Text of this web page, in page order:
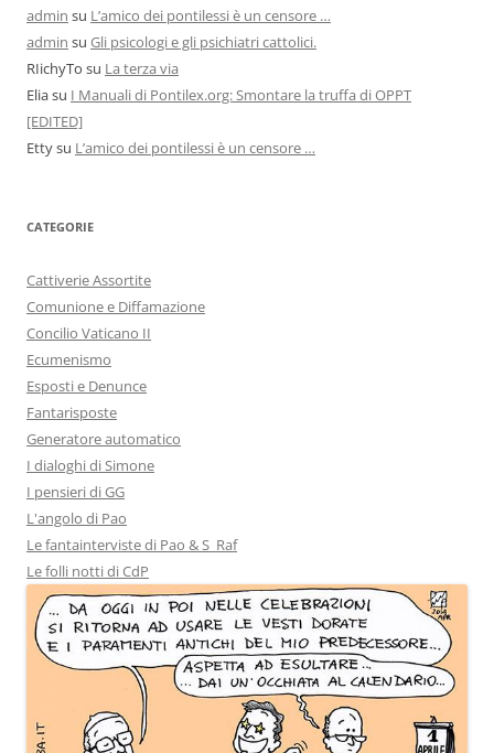
admin su L’amico dei pontilessi è un censore …
admin su Gli psicologi e gli psichiatri cattolici.
RIichyTo su La terza via
Eliasu I Manuali di Pontilex.org: Smontare la truffa di OPPT
[EDITED]
Ettysu L’amico dei pontilessi è un censore …
CATEGORIE
Cattiverie Assortite
Comunione e Diffamazione
Concilio Vaticano II
Ecumenismo
Esposti e Denunce
Fantarisposte
Generatore automatico
I dialoghi di Simone
I pensieri di GG
L'angolo di Pao
Le fantainterviste di Pao & S_Raf
Le folli notti di CdP